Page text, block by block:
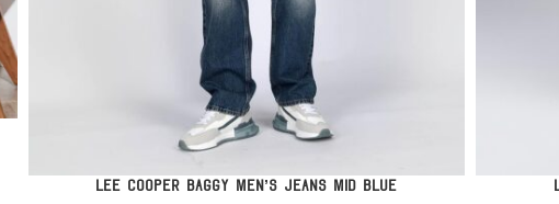
ᲞᲐᲠᲐᲛᲔᲢᲠᲔᲑᲘᲡ ᲐᲠᲩᲔᲕᲐ
Lee Cooper Baggy Men’s Jeans Mid Blue